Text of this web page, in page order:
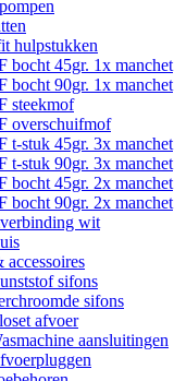
hulpstukken
bocht 45gr. 1x manchet
bocht 90gr. 1x manchet
steekmof
overschuifmof
t-stuk 45gr. 3x manchet
t-stuk 90gr. 3x manchet
bocht 45gr. 2x manchet
bocht 90gr. 2x manchet
wit
accessoires
sifons
sifons
afvoer
aansluitingen